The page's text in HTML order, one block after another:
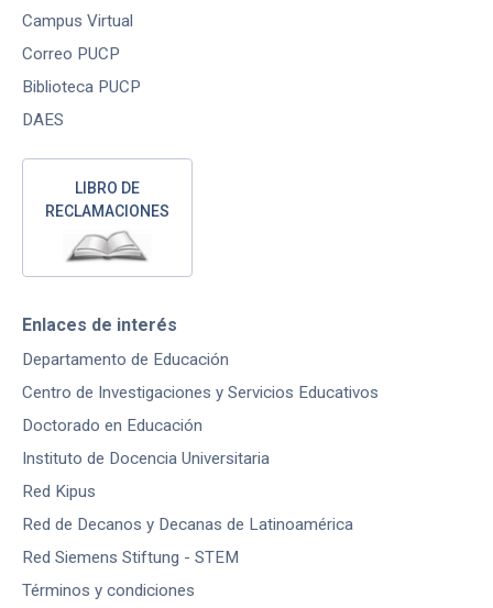
Campus Virtual
Correo PUCP
Biblioteca PUCP
DAES
LIBRO DE
RECLAMACIONES
Enlaces de interés
Departamento de Educación
Centro de Investigaciones y Servicios Educativos
Doctorado en Educación
Instituto de Docencia Universitaria
Red Kipus
Red de Decanos y Decanas de Latinoamérica
Red Siemens Stiftung - STEM
Términos y condiciones